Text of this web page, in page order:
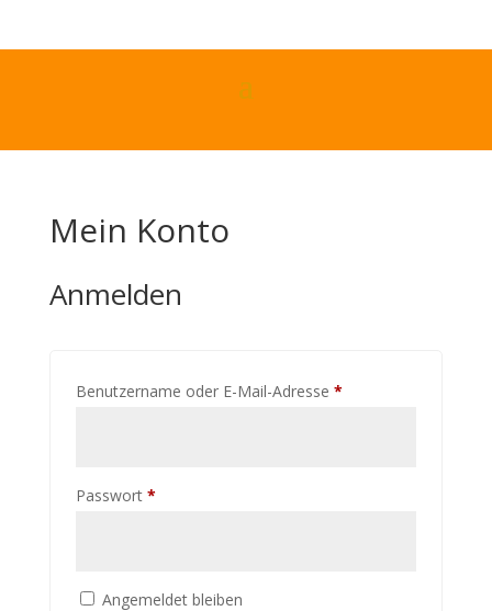
Mein Konto
Anmelden
Benutzername oder E-Mail-Adresse *Erforderlich
Passwort *Erforderlich
Angemeldet bleiben